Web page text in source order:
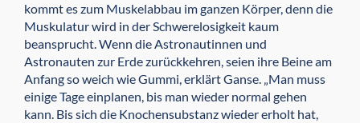
kommt es zum Muskelabbau im ganzen Körper, denn die
Muskulatur wird in der Schwerelosigkeit kaum
beansprucht. Wenn die Astronautinnen und
Astronauten zur Erde zurückkehren, seien ihre Beine am
Anfang so weich wie Gummi, erklärt Ganse. „Man muss
einige Tage einplanen, bis man wieder normal gehen
kann. Bis sich die Knochensubstanz wieder erholt hat,